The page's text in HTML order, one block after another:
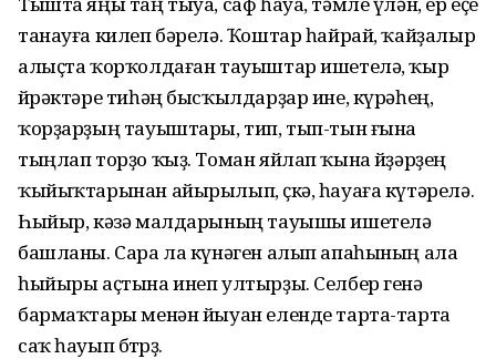
танауға килеп бәрелә. Ҡоштар һайрай, ҡайҙалыр
алыҫта ҡорҡолдаған тауыштар ишетелә, ҡыр
өйрәктәре тиһәң бысҡылдарҙар ине, күрәһең,
ҡорҙарҙың тауыштары, тип, тып-тын ғына
тыңлап торҙо ҡыҙ. Томан яйлап ҡына өйҙәрҙең
ҡыйыҡтарынан айырылып, өҫкә, һауаға күтәрелә.
Һыйыр, кәзә малдарының тауышы ишетелә
башланы. Сара ла күнәген алып апаһының ала
һыйыры аҫтына инеп ултырҙы. Селбер генә
бармаҡтары менән йыуан еленде тарта-тарта
саҡ һауып бөтөрҙө.